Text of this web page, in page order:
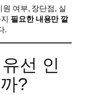
여부, 장단점, 실
필요한 내용만 깔
.
선 인
?